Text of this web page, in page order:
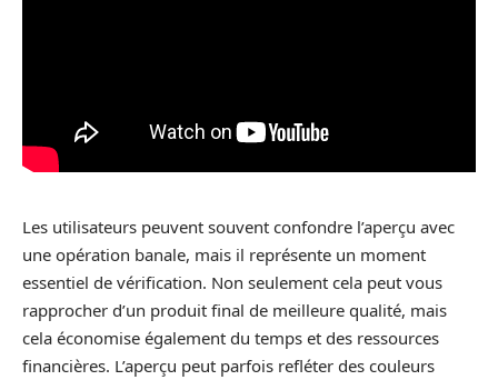
Les utilisateurs peuvent souvent confondre l’aperçu avec
une opération banale, mais il représente un moment
essentiel de vérification. Non seulement cela peut vous
rapprocher d’un produit final de meilleure qualité, mais
cela économise également du temps et des ressources
financières. L’aperçu peut parfois refléter des couleurs